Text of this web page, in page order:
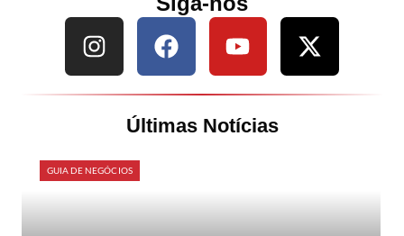
Últimas Notícias
GUIA DE NEGÓCIOS